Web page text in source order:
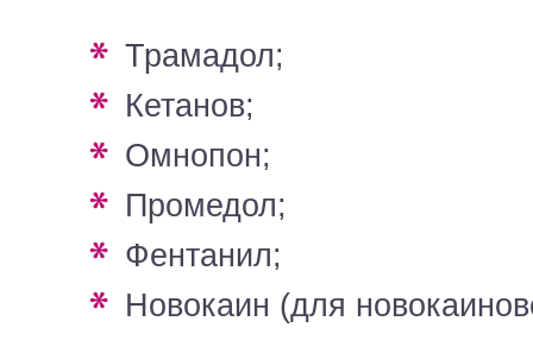
Трамадол;
Кетанов;
Омнопон;
Промедол;
Фентанил;
Новокаин (для